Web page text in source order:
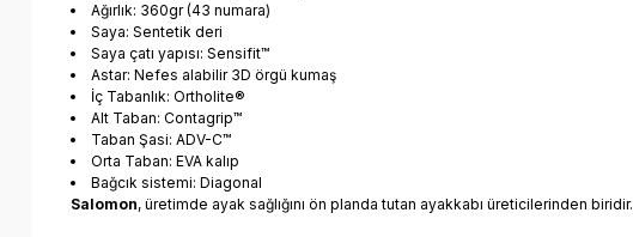
Ağırlık: 360gr (43 numara)
Saya: Sentetik deri
Saya çatı yapısı: Sensifit™
Astar: Nefes alabilir 3D örgü kumaş
İç Tabanlık: Ortholite®
Alt Taban: Contagrip™
Taban Şasi: ADV-C™
Orta Taban: EVA kalıp
Bağcık sistemi: Diagonal
Salomon, üretimde ayak sağlığını ön planda tutan ayakkabı üreticilerinden biridir.